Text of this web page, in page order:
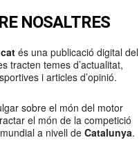
NOSALTRES
és una publicació digital del
tracten temes d’actualitat,
i articles d’opinió.
sobre el món del motor
el món de la competició
a nivell de Catalunya.